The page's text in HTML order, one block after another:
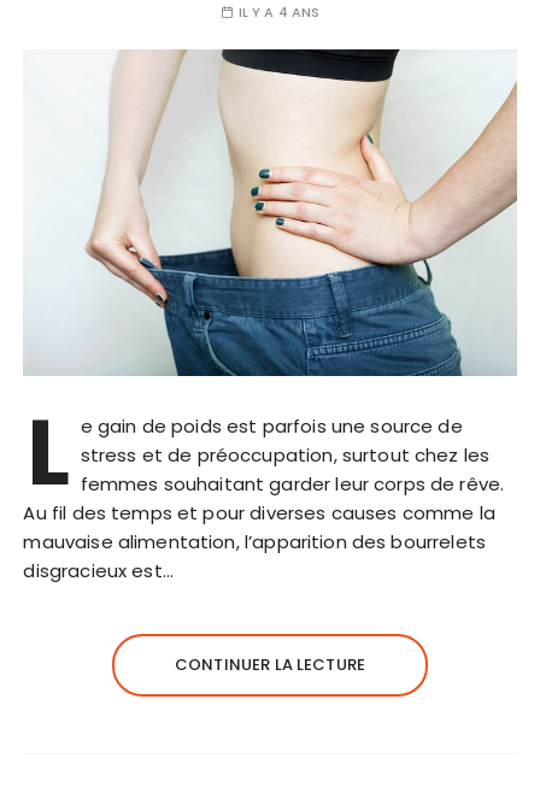
IL Y A 4 ANS
L e gain de poids est parfois une source de
stress et de préoccupation, surtout chez les
femmes souhaitant garder leur corps de rêve.
Au fil des temps et pour diverses causes comme la
mauvaise alimentation, l’apparition des bourrelets
disgracieux est…
CONTINUER LA LECTURE